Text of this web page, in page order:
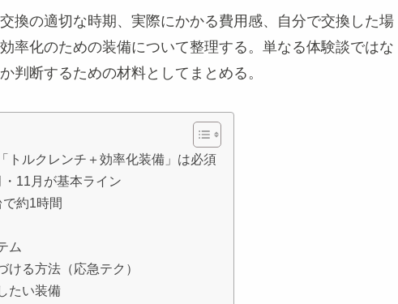
換の適切な時期、実際にかかる費用感、自分で交換した場
率化のための装備について整理する。単なる体験談ではな
判断するための材料としてまとめる。
トルクレンチ＋効率化装備」は必須
11月が基本ライン
で約1時間
ム
ける方法（応急テク）
たい装備